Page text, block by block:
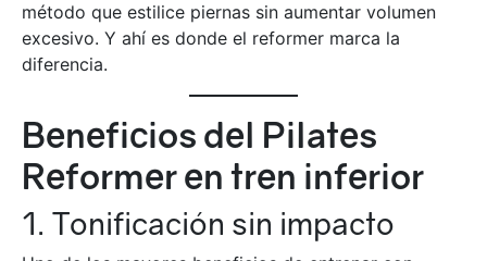
método que estilice piernas sin aumentar volumen
excesivo. Y ahí es donde el reformer marca la
diferencia.
Beneficios del Pilates
Reformer en tren inferior
1. Tonificación sin impacto